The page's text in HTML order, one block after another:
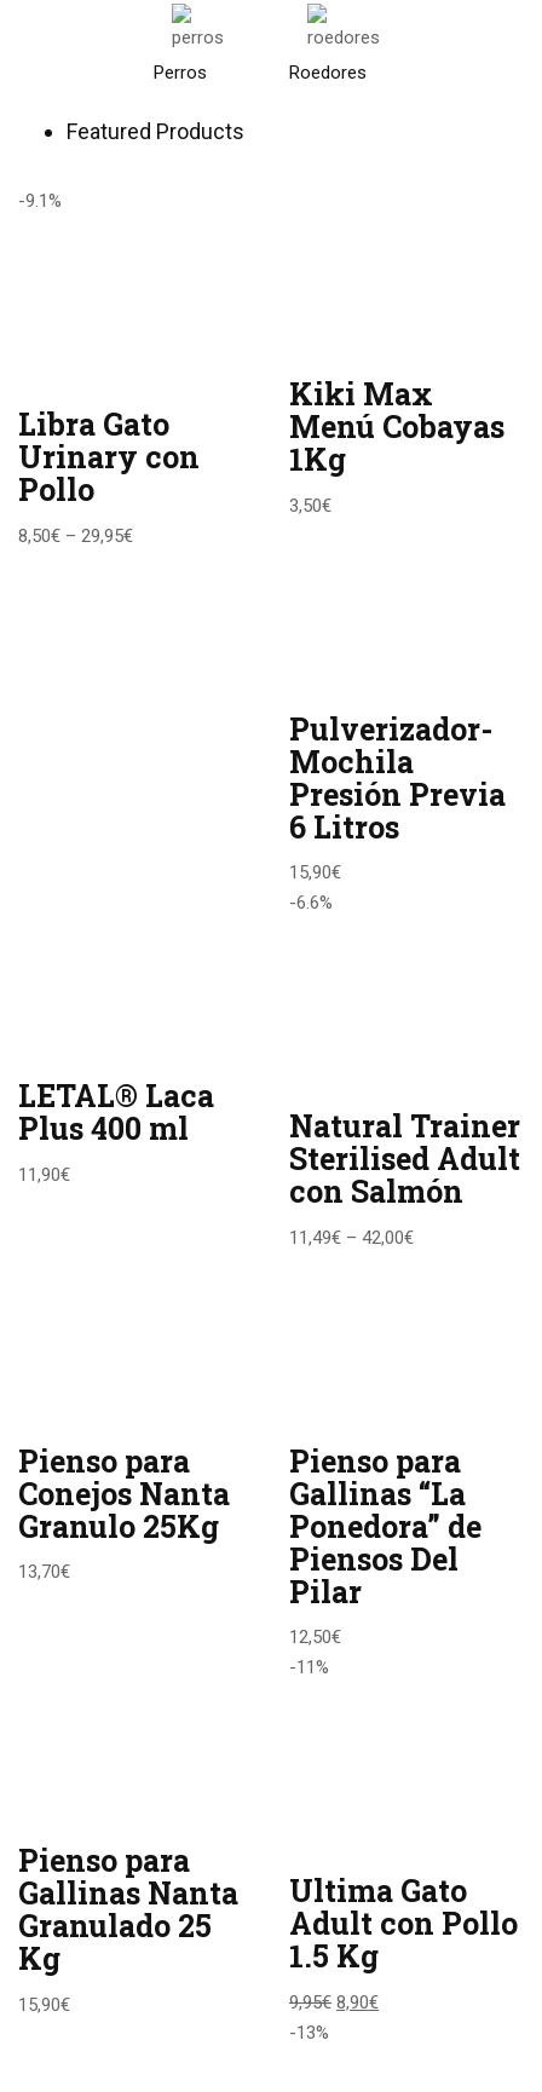
Perros Roedores
Featured Products
-9.1%
Libra Gato
Urinary con
Pollo
8,50€ – 29,95€
Kiki Max
Menú Cobayas
1Kg
3,50€
Pulverizador-
Mochila
Presión Previa
6 Litros
15,90€
LETAL® Laca
Plus 400 ml
11,90€
-6.6%
Natural Trainer
Sterilised Adult
con Salmón
11,49€ – 42,00€
Pienso para
Conejos Nanta
Granulo 25Kg
13,70€
Pienso para
Gallinas “La
Ponedora” de
Piensos Del
Pilar
12,50€
Pienso para
Gallinas Nanta
Granulado 25
Kg
15,90€
-11%
Ultima Gato
Adult con Pollo
1.5 Kg
9,95€ 8,90€
-13%